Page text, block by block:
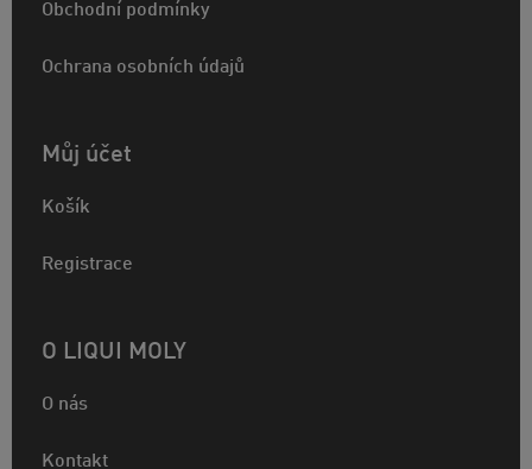
Obchodní podmínky
Ochrana osobních údajů
Můj účet
Košík
Registrace
O LIQUI MOLY
O nás
Kontakt